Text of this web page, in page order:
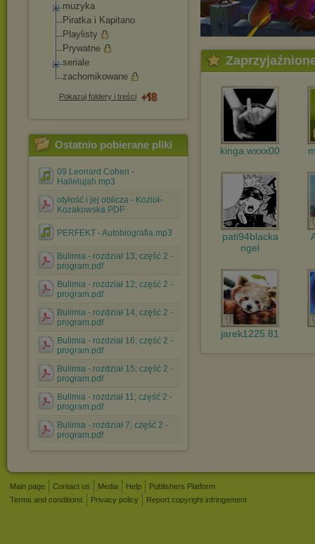
muzyka
Piratka i Kapitano
Playlisty
Prywatne
seriale
zachomikowane
Pokazuj foldery i treści
Ostatnio pobierane pliki
09 Leonard Cohen -
Hallelujah.mp3
otyłość i jej oblicza - Kozioł-
Kozakowska.PDF
PERFEKT - Autobiografia.mp3
Bulimia - rozdział 13; część 2 -
program.pdf
Bulimia - rozdział 12; część 2 -
program.pdf
Bulimia - rozdział 14; część 2 -
program.pdf
Bulimia - rozdział 16; część 2 -
program.pdf
Bulimia - rozdział 15; część 2 -
program.pdf
Bulimia - rozdział 11; część 2 -
program.pdf
Bulimia - rozdział 7; część 2 -
program.pdf
kinga.wxxx00
pati94blacka
ngel
jarek1225.81
Main page Contact us Media Help
Publishers Platform
Terms and conditions
Privacy policy Report copyright infringement